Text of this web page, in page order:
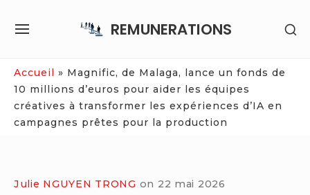
REMUNERATIONS
SITE
Accueil » Magnific, de Malaga, lance un fonds de
10 millions d’euros pour aider les équipes
créatives à transformer les expériences d’IA en
campagnes prêtes pour la production
Julie NGUYEN TRONG on 22 mai 2026